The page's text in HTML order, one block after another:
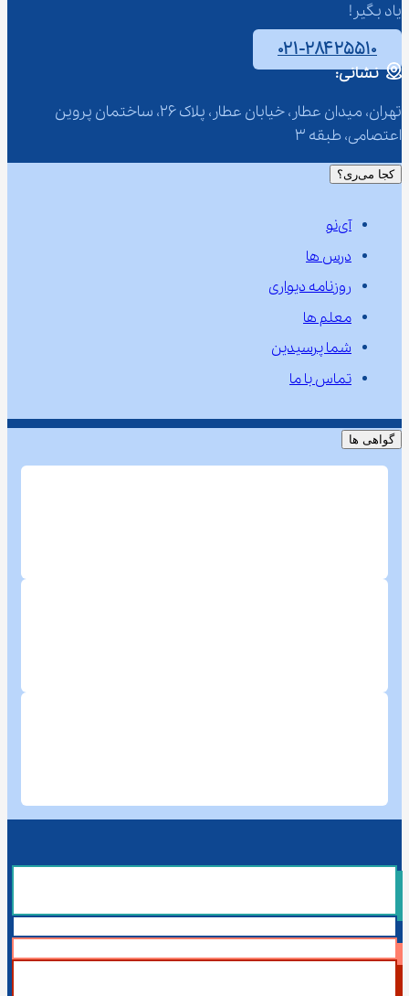
یاد بگیر!
۰۲۱-۲۸۴۲۵۵۱۰
نشانی:
تهران، میدان عطار، خیابان عطار، پلاک 26، ساختمان پروین
اعتصامی، طبقه 3
کجا می‌ری؟
آی‌نو
درس ها
روزنامه دیواری
معلم ها
شما پرسیدین
تماس با ما
گواهی ها